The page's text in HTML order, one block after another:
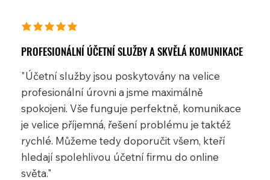
average rating is 5 out of 5
PROFESIONÁLNÍ ÚČETNÍ SLUŽBY A SKVĚLÁ KOMUNIKACE
"Účetní služby jsou poskytovány na velice
profesionální úrovni a jsme maximálně
spokojeni. Vše funguje perfektně, komunikace
je velice příjemná, řešení problému je taktéž
rychlé. Můžeme tedy doporučit všem, kteří
hledají spolehlivou účetní firmu do online
světa."